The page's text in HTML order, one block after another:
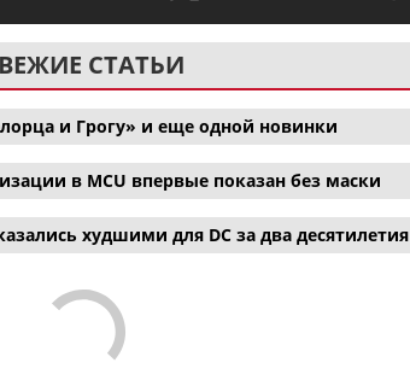
СТАТЬИ
и Грогу» и еще одной новинки
в MCU впервые показан без маски
худшими для DC за два десятилетия